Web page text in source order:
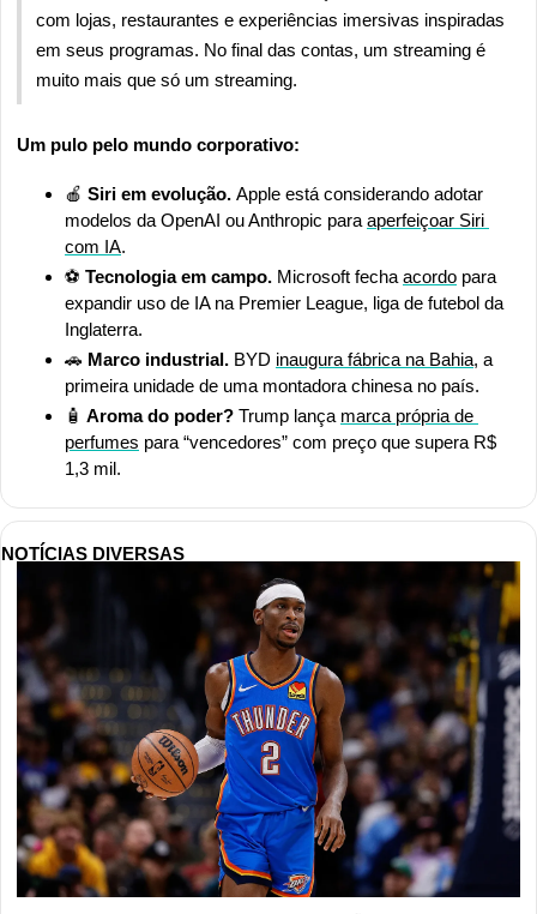
com lojas, restaurantes e experiências imersivas inspiradas
em seus programas. No final das contas, um streaming é
muito mais que só um streaming.
Um pulo pelo mundo corporativo:
🍎 Siri em evolução. Apple está considerando adotar
modelos da OpenAI ou Anthropic para aperfeiçoar Siri
com IA.
⚽ Tecnologia em campo. Microsoft fecha acordo para
expandir uso de IA na Premier League, liga de futebol da
Inglaterra.
🚗 Marco industrial. BYD inaugura fábrica na Bahia, a
primeira unidade de uma montadora chinesa no país.
🧴 Aroma do poder? Trump lança marca própria de
perfumes para “vencedores” com preço que supera R$
1,3 mil.
NOTÍCIAS DIVERSAS